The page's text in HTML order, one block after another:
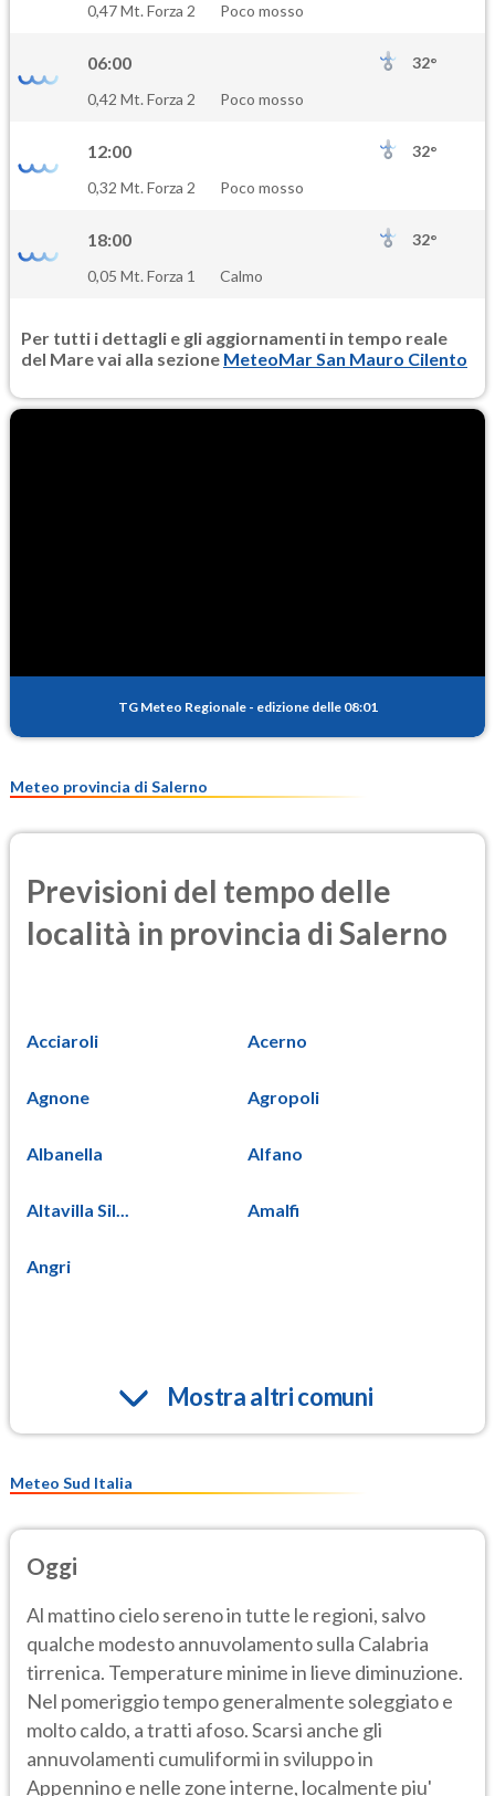
0,47 Mt. Forza 2
Poco mosso
06:00
32°
0,42 Mt. Forza 2
Poco mosso
12:00
32°
0,32 Mt. Forza 2
Poco mosso
18:00
32°
0,05 Mt. Forza 1
Calmo
Per tutti i dettagli e gli aggiornamenti in tempo reale
del Mare vai alla sezione MeteoMar San Mauro Cilento
TG Meteo Regionale - edizione delle 08:01
Meteo provincia di Salerno
Previsioni del tempo delle
località in provincia di Salerno
Acciaroli Acerno
Agnone Agropoli
Albanella Alfano
Altavilla Sil... Amalfi
Angri
Mostra altri comuni
Meteo Sud Italia
Oggi
Al mattino cielo sereno in tutte le regioni, salvo
qualche modesto annuvolamento sulla Calabria
tirrenica. Temperature minime in lieve diminuzione.
Nel pomeriggio tempo generalmente soleggiato e
molto caldo, a tratti afoso. Scarsi anche gli
annuvolamenti cumuliformi in sviluppo in
Appennino e nelle zone interne, localmente piu'